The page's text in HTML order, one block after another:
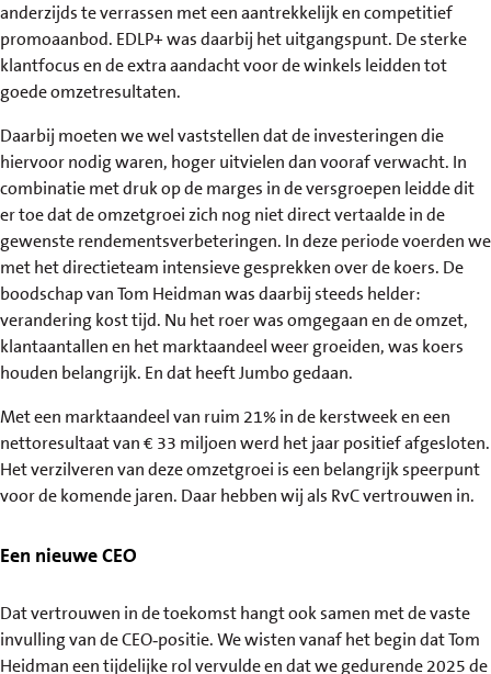
anderzijds te verrassen met een aantrekkelijk en competitief
promoaanbod. EDLP+ was daarbij het uitgangspunt. De sterke
klantfocus en de extra aandacht voor de winkels leidden tot
goede omzetresultaten.
Daarbij moeten we wel vaststellen dat de investeringen die
hiervoor nodig waren, hoger uitvielen dan vooraf verwacht. In
combinatie met druk op de marges in de versgroepen leidde dit
er toe dat de omzetgroei zich nog niet direct vertaalde in de
gewenste rendementsverbeteringen. In deze periode voerden we
met het directieteam intensieve gesprekken over de koers. De
boodschap van Tom Heidman was daarbij steeds helder:
verandering kost tijd. Nu het roer was omgegaan en de omzet,
klantaantallen en het marktaandeel weer groeiden, was koers
houden belangrijk. En dat heeft Jumbo gedaan.
Met een marktaandeel van ruim 21% in de kerstweek en een
nettoresultaat van € 33 miljoen werd het jaar positief afgesloten.
Het verzilveren van deze omzetgroei is een belangrijk speerpunt
voor de komende jaren. Daar hebben wij als RvC vertrouwen in.
Een nieuwe CEO
Dat vertrouwen in de toekomst hangt ook samen met de vaste
invulling van de CEO‑positie. We wisten vanaf het begin dat Tom
Heidman een tijdelijke rol vervulde en dat we gedurende 2025 de